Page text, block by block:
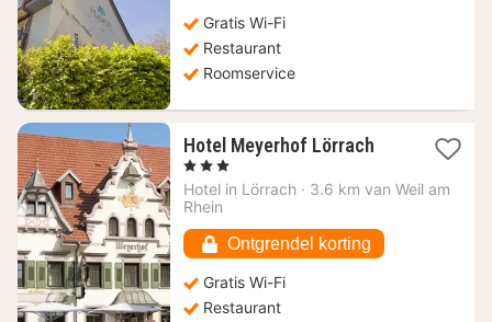
Gratis Wi-Fi
Restaurant
Roomservice
Hotel Meyerhof Lörrach1
vanaf
, 3 Sterren
Hotel in Lörrach · 3.6 km van Weil am
Rhein
Ontgrendel korting
Gratis Wi-Fi
Restaurant